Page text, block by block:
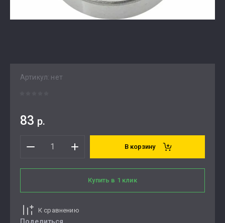
Артикул: нет
83 р.
В корзину
Купить в 1 клик
К сравнению